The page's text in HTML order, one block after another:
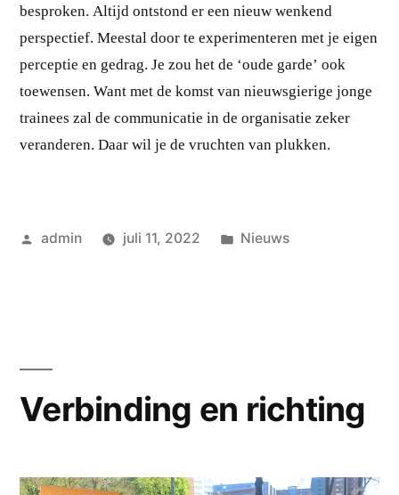
besproken. Altijd ontstond er een nieuw wenkend
perspectief. Meestal door te experimenteren met je eigen
perceptie en gedrag. Je zou het de ‘oude garde’ ook
toewensen. Want met de komst van nieuwsgierige jonge
trainees zal de communicatie in de organisatie zeker
veranderen. Daar wil je de vruchten van plukken.
Geplaatst
admin juli 11, 2022
Geplaatst
Nieuws
Verbinding en richting